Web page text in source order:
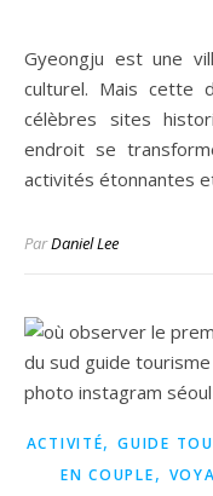
Gyeongju est une ville très populaire pour le tourisme
culturel. Mais cette
célèbres sites
endroit se
activités étonnantes
ParDaniel Lee
ACTIVITÉ,GUIDE
EN COUPLE,